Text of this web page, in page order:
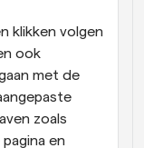
klikken volgen
ook
met de
zoals
en